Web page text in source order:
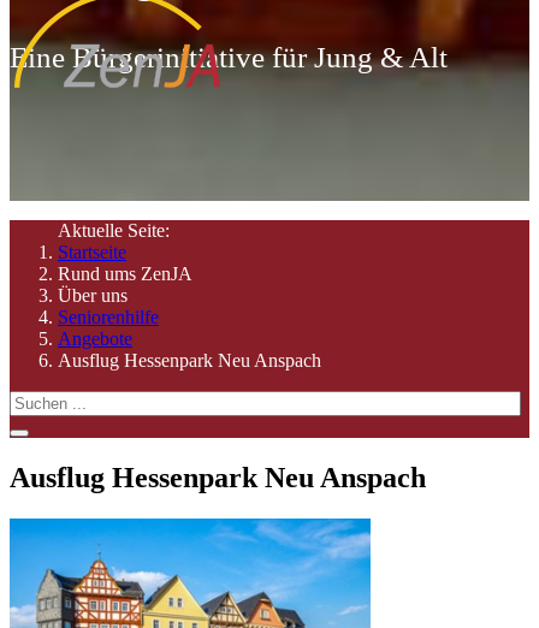
Eine Bürgerinitiative für Jung & Alt
Aktuelle Seite:
Startseite
Rund ums ZenJA
Über uns
Seniorenhilfe
Angebote
Ausflug Hessenpark Neu Anspach
Ausflug Hessenpark Neu Anspach